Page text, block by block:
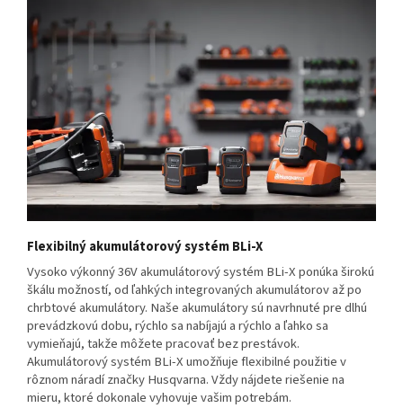
Flexibilný akumulátorový systém BLi-X
Vysoko výkonný 36V akumulátorový systém BLi-X ponúka širokú
škálu možností, od ľahkých integrovaných akumulátorov až po
chrbtové akumulátory. Naše akumulátory sú navrhnuté pre dlhú
prevádzkovú dobu, rýchlo sa nabíjajú a rýchlo a ľahko sa
vymieňajú, takže môžete pracovať bez prestávok.
Akumulátorový systém BLi-X umožňuje flexibilné použitie v
rôznom náradí značky Husqvarna. Vždy nájdete riešenie na
mieru, ktoré dokonale vyhovuje vašim potrebám.